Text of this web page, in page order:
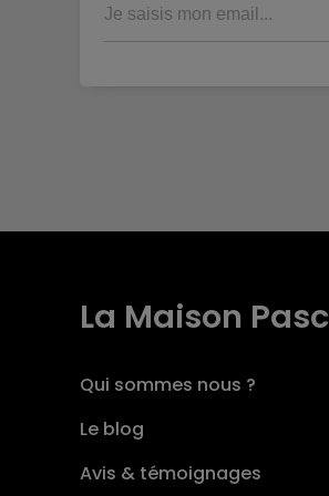
La Maison
Qui sommes nous ?
Le blog
Avis & témoignages